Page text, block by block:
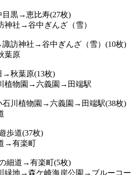
黒→恵比寿(27枚)
訪神社→谷中ぎんざ（雪） (10枚)
→秋葉原(13枚)
川植物園→六義園→田端駅(38枚)
歩道(37枚)
細道→有楽町(5枚)